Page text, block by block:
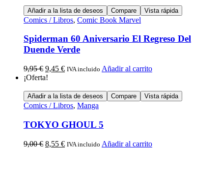
Añadir a la lista de deseos Compare Vista rápida
Comics / Libros, Comic Book Marvel
Spiderman 60 Aniversario El Regreso Del
Duende Verde
9,95€ 9,45 € IVA incluido Añadir al carrito
¡Oferta!
Añadir a la lista de deseos Compare Vista rápida
Comics / Libros, Manga
TOKYO GHOUL 5
9,00€ 8,55 € IVA incluido Añadir al carrito